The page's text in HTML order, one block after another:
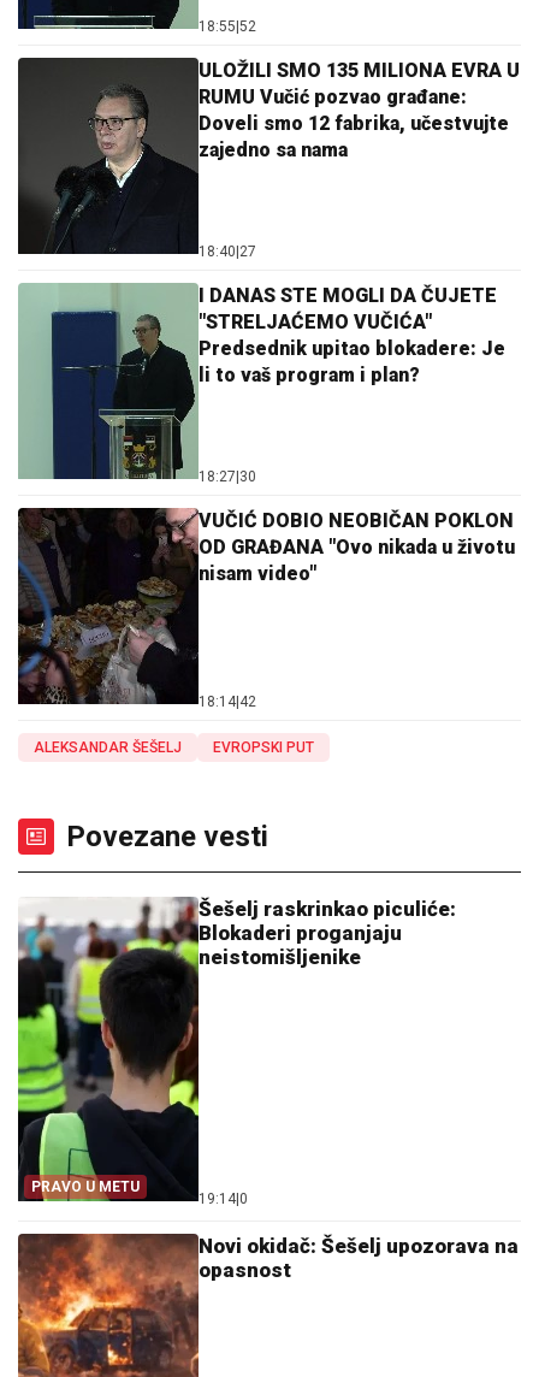
18:55 52
ULOŽILI SMO 135 MILIONA EVRA U
RUMU Vučić pozvao građane:
Doveli smo 12 fabrika, učestvujte
zajedno sa nama
18:40 27
I DANAS STE MOGLI DA ČUJETE
"STRELJAĆEMO VUČIĆA"
Predsednik upitao blokadere: Je
li to vaš program i plan?
18:27 30
VUČIĆ DOBIO NEOBIČAN POKLON
OD GRAĐANA "Ovo nikada u životu
nisam video"
18:14 42
ALEKSANDAR ŠEŠELJ EVROPSKI PUT
Povezane vesti
PRAVO U METU
Šešelj raskrinkao piculiće:
Blokaderi proganjaju
neistomišljenike
19:14 0
Novi okidač: Šešelj upozorava na
opasnost